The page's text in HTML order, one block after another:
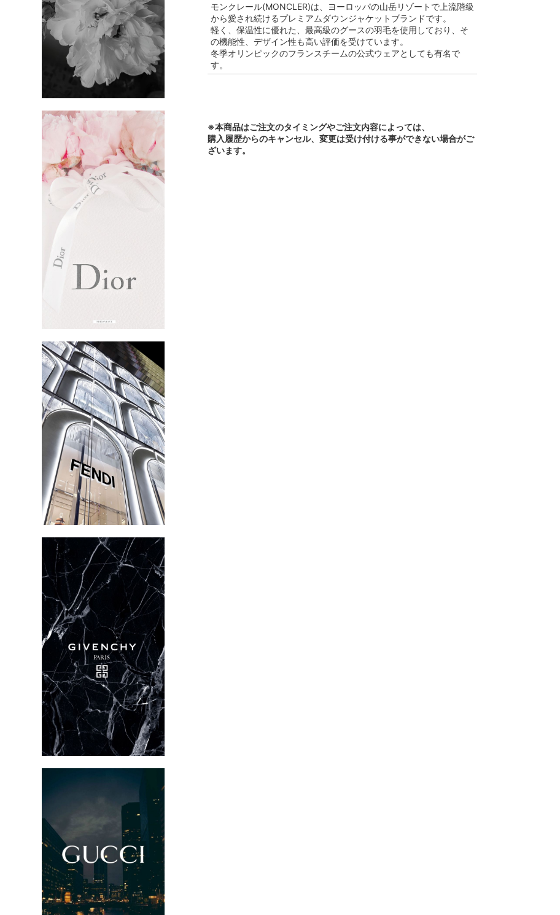
モンクレール(MONCLER)は、ヨーロッパの山岳リゾートで上流階級
から愛され続けるプレミアムダウンジャケットブランドです。
軽く、保温性に優れた、最高級のグースの羽毛を使用しており、そ
の機能性、デザイン性も高い評価を受けています。
冬季オリンピックのフランスチームの公式ウェアとしても有名で
す。
※本商品はご注文のタイミングやご注文内容によっては、
購入履歴からのキャンセル、変更は受け付ける事ができない場合がご
ざいます。